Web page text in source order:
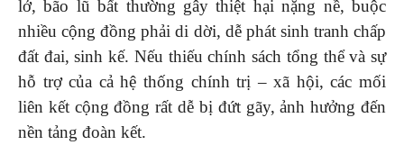
lở, bão lũ bất thường gây thiệt hại nặng nề, buộc
nhiều cộng đồng phải di dời, dễ phát sinh tranh chấp
đất đai, sinh kế. Nếu thiếu chính sách tổng thể và sự
hỗ trợ của cả hệ thống chính trị – xã hội, các mối
liên kết cộng đồng rất dễ bị đứt gãy, ảnh hưởng đến
nền tảng đoàn kết.